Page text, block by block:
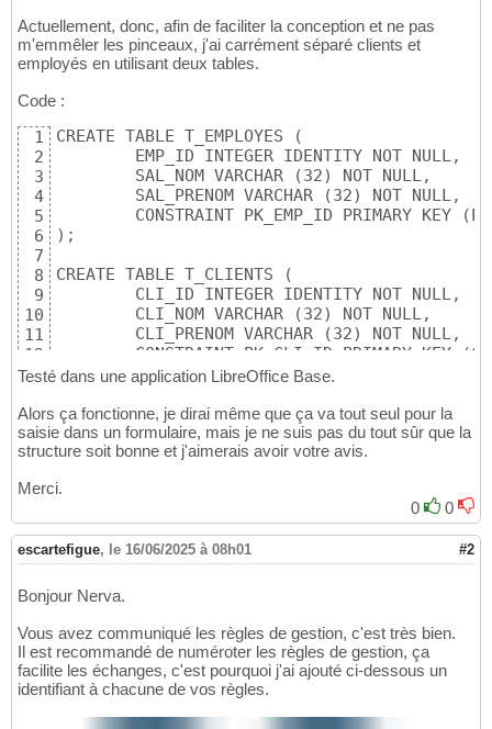
Actuellement, donc, afin de faciliter la conception et ne pas
m'emmêler les pinceaux, j'ai carrément séparé clients et
employés en utilisant deux tables.
Code :
1
2
3
4
5
6
7
8
9
10
11
12
13
15
16
17
19
21
22
24
26
27
28
29
CREATE TABLE T_EMPLOYES (
);
CREATE TABLE T_CLIENTS (
);
CREATE TABLE T_AFFECTATIONS (
	AFF_ID INTEGER IDENTITY NOT NULL,
	EMP_ID INTEGER NOT NULL,
	AFF_HR DECIMAL (6,2) NOT NULL,
	CONSTRAINT FK_AFF_EMP FOREIGN KEY (EMP_ID) REFERENCES T_EMPLOYES (EMP_ID),
	CONSTRAINT FK_AFF_CLI FOREIGN KEY (CLI_ID) REFERENCES T_CLIENTS (CLI_ID)
	JOU_ID INTEGER NOT NULL,
	JOU_LABEL VARCHAR (10) NOT NULL,
	CONSTRAINT PK_JOU_ID PRIMARY KEY (JOU_ID)
);
Testé dans une application LibreOffice Base.
Alors ça fonctionne, je dirai même que ça va tout seul pour la
saisie dans un formulaire, mais je ne suis pas du tout sûr que la
structure soit bonne et j'aimerais avoir votre avis.
Merci.
0
0
escartefigue, le 16/06/2025 à 08h01 #2
Bonjour Nerva.
Vous avez communiqué les règles de gestion, c'est très bien.
Il est recommandé de numéroter les règles de gestion, ça
facilite les échanges, c'est pourquoi j'ai ajouté ci-dessous un
identifiant à chacune de vos règles.